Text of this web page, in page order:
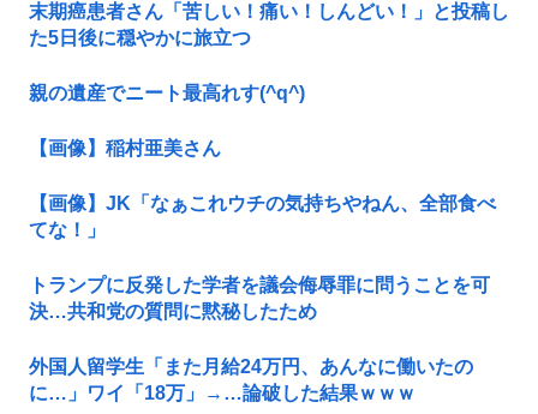
末期癌患者さん「苦しい！痛い！しんどい！」と投稿し
た5日後に穏やかに旅立つ
親の遺産でニート最高れす(^q^)
【画像】稲村亜美さん
【画像】JK「なぁこれウチの気持ちやねん、全部食べ
てな！」
トランプに反発した学者を議会侮辱罪に問うことを可
決…共和党の質問に黙秘したため
外国人留学生「また月給24万円、あんなに働いたの
に…」ワイ「18万」→…論破した結果ｗｗｗ